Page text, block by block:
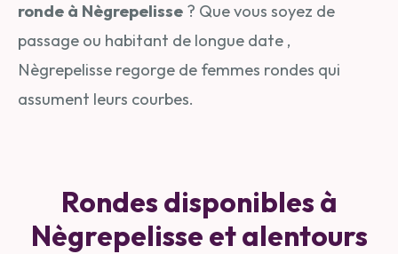
ronde à Nègrepelisse ? Que vous soyez de
passage ou habitant de longue date ,
Nègrepelisse regorge de femmes rondes qui
assument leurs courbes.
Rondes disponibles à
Nègrepelisse et alentours